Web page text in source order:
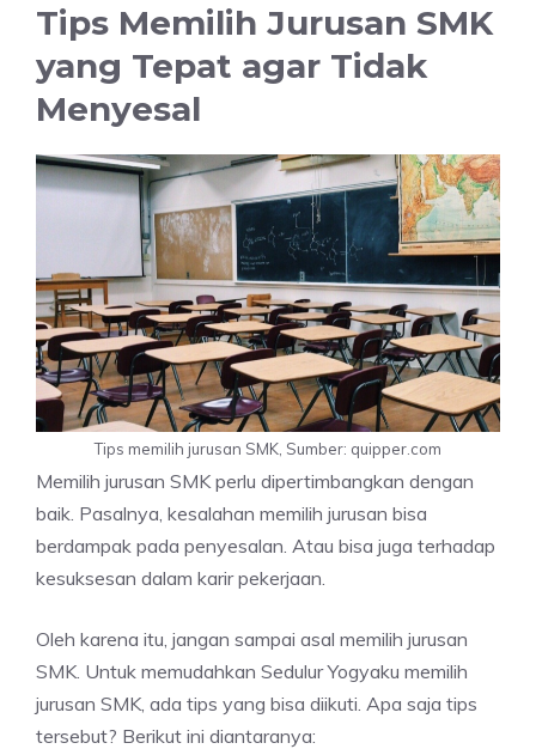
Tips Memilih Jurusan SMK
yang Tepat agar Tidak
Menyesal
Tips memilih jurusan SMK, Sumber: quipper.com
Memilih jurusan SMK perlu dipertimbangkan dengan
baik. Pasalnya, kesalahan memilih jurusan bisa
berdampak pada penyesalan. Atau bisa juga terhadap
kesuksesan dalam karir pekerjaan.
Oleh karena itu, jangan sampai asal memilih jurusan
SMK. Untuk memudahkan Sedulur Yogyaku memilih
jurusan SMK, ada tips yang bisa diikuti. Apa saja tips
tersebut? Berikut ini diantaranya: